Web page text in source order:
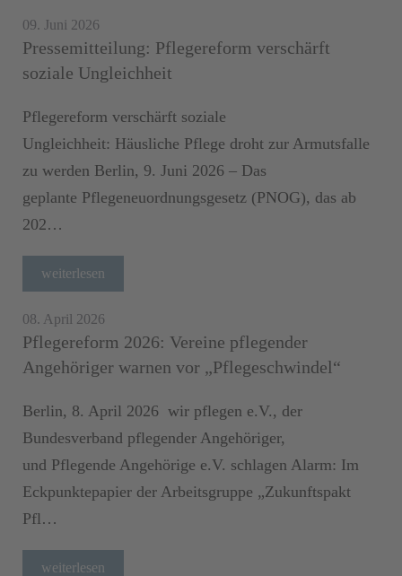
09. Juni 2026
Pressemitteilung: Pflegereform verschärft
soziale Ungleichheit
Pflegereform verschärft soziale
Ungleichheit: Häusliche Pflege droht zur Armutsfalle
zu werden Berlin, 9. Juni 2026 – Das
geplante Pflegeneuordnungsgesetz (PNOG), das ab
202…
weiterlesen
08. April 2026
Pflegereform 2026: Vereine pflegender
Angehöriger warnen vor „Pflegeschwindel“
Berlin, 8. April 2026 wir pflegen e.V., der
Bundesverband pflegender Angehöriger,
und Pflegende Angehörige e.V. schlagen Alarm: Im
Eckpunktepapier der Arbeitsgruppe „Zukunftspakt
Pfl…
weiterlesen